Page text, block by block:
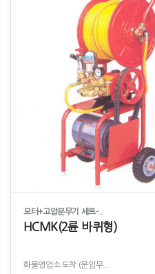
모터+고압분무기 세트-..
HCMK(2륜 바퀴형)
화물영업소 도착 (운임무..